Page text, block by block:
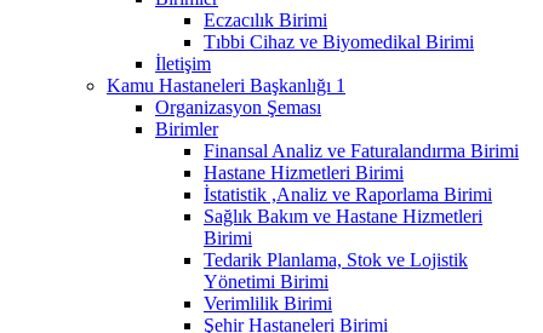
Eczacılık Birimi
Tıbbi Cihaz ve Biyomedikal Birimi
İletişim
Kamu Hastaneleri Başkanlığı 1
Organizasyon Şeması
Birimler
Finansal Analiz ve Faturalandırma Birimi
Hastane Hizmetleri Birimi
İstatistik ,Analiz ve Raporlama Birimi
Sağlık Bakım ve Hastane Hizmetleri
Birimi
Tedarik Planlama, Stok ve Lojistik
Yönetimi Birimi
Verimlilik Birimi
Şehir Hastaneleri Birimi